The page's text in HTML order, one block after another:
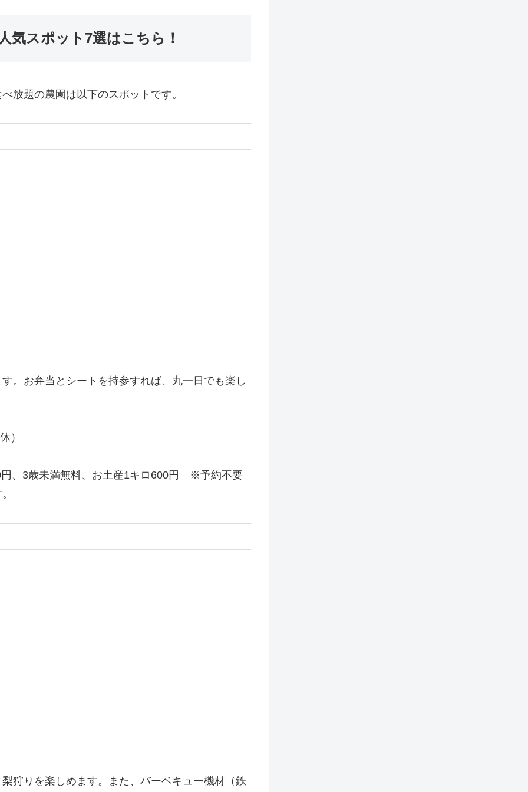
気スポット7選はこちら！
放題の農園は以下のスポットです。
。お弁当とシートを持参すれば、丸一日でも楽し
）
、3歳未満無料、お土産1キロ600円 ※予約不要
狩りを楽しめます。また、バーベキュー機材（鉄